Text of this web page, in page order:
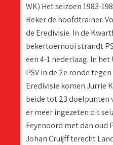
WK) Het seizoen 1983-
Reker de hoofdtrainer.
de Eredivisie. In de
bekertoernooi strandt
een 4-1 nederlaag. In
PSV in de 2e ronde
Eredivisie komen Jurrie
beide tot 23 doelpunten
er meer ingezeten dit
Feyenoord met dan oud
Johan Cruijff terecht